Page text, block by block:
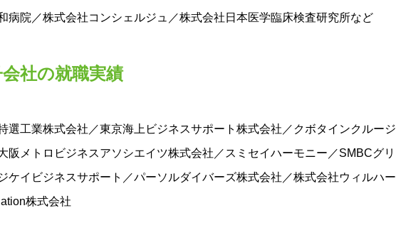
病院／株式会社コンシェルジュ／株式会社日本医学臨床検査研究所など
社の就職実績
選工業株式会社／東京海上ビジネスサポート株式会社／クボタインクルー
阪メトロビジネスアソシエイツ株式会社／スミセイハーモニー／SMBCグ
ケイビジネスサポート／パーソルダイバーズ株式会社／株式会社ウィルハ
株式会社